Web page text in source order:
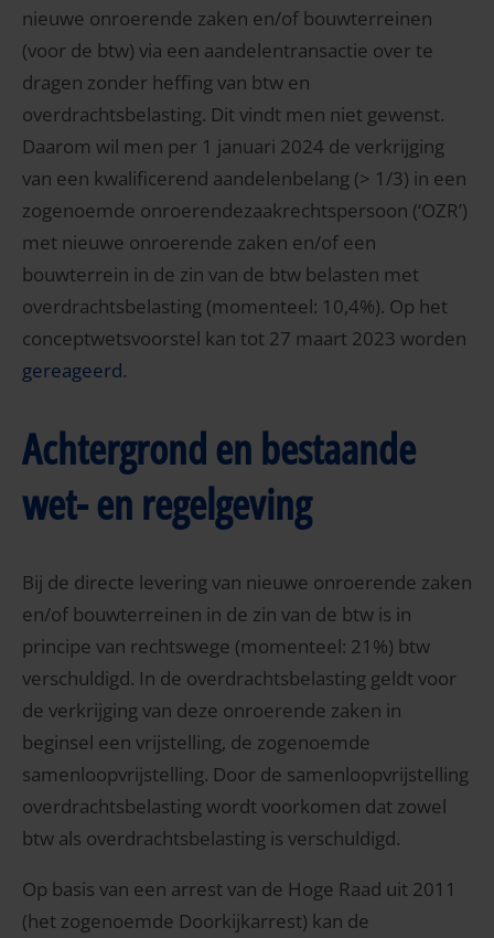
nieuwe onroerende zaken en/of bouwterreinen
(voor de btw) via een aandelentransactie over te
dragen zonder heffing van btw en
overdrachtsbelasting. Dit vindt men niet gewenst.
Daarom wil men per 1 januari 2024 de verkrijging
van een kwalificerend aandelenbelang (> 1/3) in een
zogenoemde onroerendezaakrechtspersoon (‘OZR’)
met nieuwe onroerende zaken en/of een
bouwterrein in de zin van de btw belasten met
overdrachtsbelasting (momenteel: 10,4%). Op het
conceptwetsvoorstel kan tot 27 maart 2023 worden
gereageerd.
Achtergrond en bestaande
wet- en regelgeving
Bij de directe levering van nieuwe onroerende zaken
en/of bouwterreinen in de zin van de btw is in
principe van rechtswege (momenteel: 21%) btw
verschuldigd. In de overdrachtsbelasting geldt voor
de verkrijging van deze onroerende zaken in
beginsel een vrijstelling, de zogenoemde
samenloopvrijstelling. Door de samenloopvrijstelling
overdrachtsbelasting wordt voorkomen dat zowel
btw als overdrachtsbelasting is verschuldigd.
Op basis van een arrest van de Hoge Raad uit 2011
(het zogenoemde Doorkijkarrest) kan de